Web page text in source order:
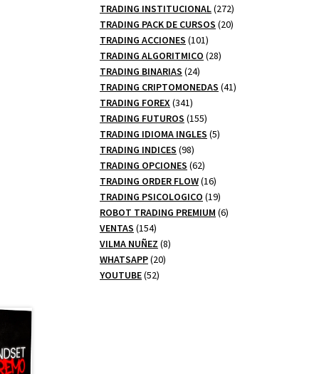
productos
TRADING INSTITUCIONAL 272272
productos
TRADING PACK DE CURSOS 2020
TRADING ACCIONES 101101
productos
TRADING ALGORITMICO 2828
TRADING BINARIAS 2424
productos
TRADING CRIPTOMONEDAS 4141
TRADING FOREX 341341
productos
TRADING FUTUROS 155155
productos
TRADING IDIOMA INGLES 55
TRADING INDICES 9898
productos
TRADING OPCIONES 6262
productos
TRADING ORDER FLOW 1616
productos
TRADING PSICOLOGICO 1919
productos
ROBOT TRADING PREMIUM 66
VENTAS 154154
productos
VILMA NUÑEZ 88
WHATSAPP 2020
YOUTUBE 5252